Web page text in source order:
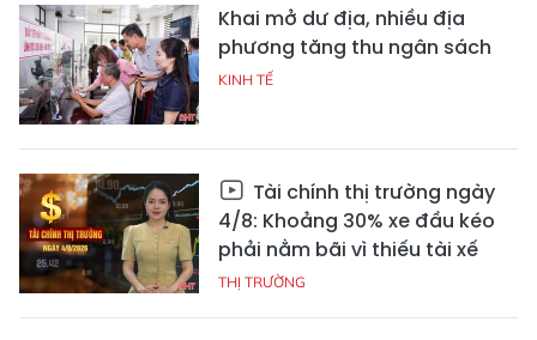
Khai mở dư địa, nhiều địa
phương tăng thu ngân sách
KINH TẾ
Tài chính thị trường ngày
4/8: Khoảng 30% xe đầu kéo
phải nằm bãi vì thiếu tài xế
THỊ TRƯỜNG